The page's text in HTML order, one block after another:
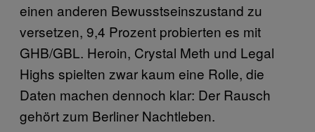
einen anderen Bewusstseinszustand zu
versetzen, 9,4 Prozent probierten es mit
GHB/GBL. Heroin, Crystal Meth und Legal
Highs spielten zwar kaum eine Rolle, die
Daten machen dennoch klar: Der Rausch
gehört zum Berliner Nachtleben.